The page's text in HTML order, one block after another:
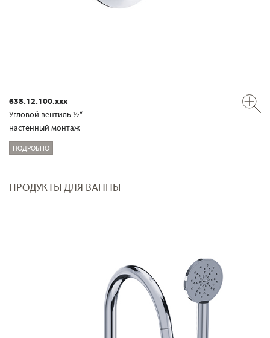
638.12.100.xxx
Угловой вентиль ½“
настенный монтаж
ПОДРОБНО
ПРОДУКТЫ ДЛЯ ВАННЫ